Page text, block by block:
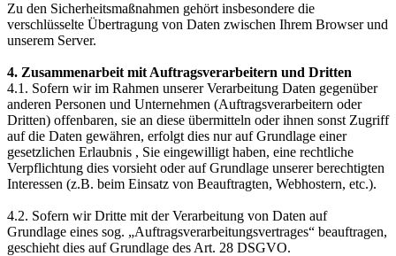
Zu den Sicherheitsmaßnahmen gehört insbesondere die
verschlüsselte Übertragung von Daten zwischen Ihrem Browser und
unserem Server.
4. Zusammenarbeit mit Auftragsverarbeitern und Dritten
4.1. Sofern wir im Rahmen unserer Verarbeitung Daten gegenüber
anderen Personen und Unternehmen (Auftragsverarbeitern oder
Dritten) offenbaren, sie an diese übermitteln oder ihnen sonst Zugriff
auf die Daten gewähren, erfolgt dies nur auf Grundlage einer
gesetzlichen Erlaubnis , Sie eingewilligt haben, eine rechtliche
Verpflichtung dies vorsieht oder auf Grundlage unserer berechtigten
Interessen (z.B. beim Einsatz von Beauftragten, Webhostern, etc.).
4.2. Sofern wir Dritte mit der Verarbeitung von Daten auf
Grundlage eines sog. „Auftragsverarbeitungsvertrages“ beauftragen,
geschieht dies auf Grundlage des Art. 28 DSGVO.